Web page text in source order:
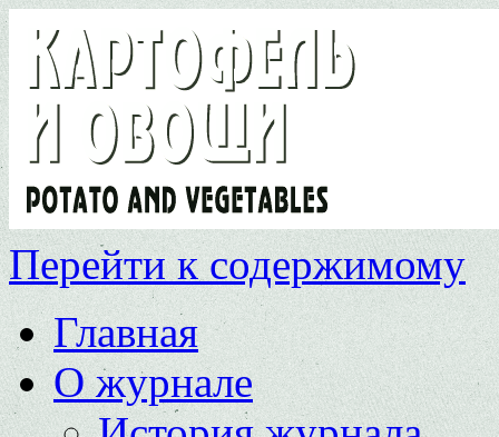
Перейти к содержимому
Главная
О журнале